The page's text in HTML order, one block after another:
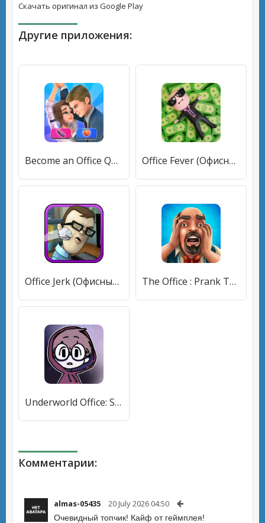
Скачать оригинал из Google Play
Другие приложения:
Become an Office Queen (Станьте королевой офиса) [МОД Много денег] APK Android Office Fever (Офисная лихорадка) [МОД Много денег] APK Android
Office Jerk (Офисный задира) [МОД Все открыто] APK Android The Office : Prank The Boss (Зе Офис) [МОД Unlocked] APK Android
Underworld Office: Story game (Андерворл Офис) [МОД Premium] APK Android
Комментарии:
almas-05435 20 July 2026 04:50
Очевидный топчик! Кайф от геймплея!